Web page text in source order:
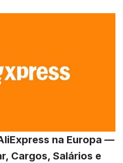
na Europa —
Cargos, Salários e